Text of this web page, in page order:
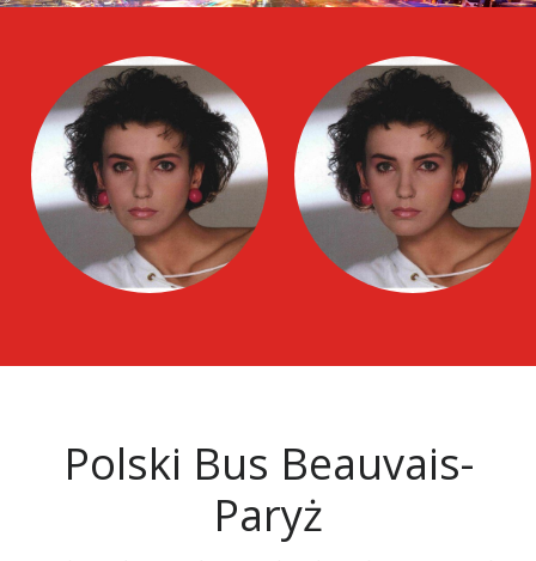
Polski Bus Beauvais-
Paryż